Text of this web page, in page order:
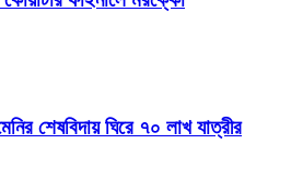
শেষবিদায় ঘিরে ৭০ লাখ যাত্রীর